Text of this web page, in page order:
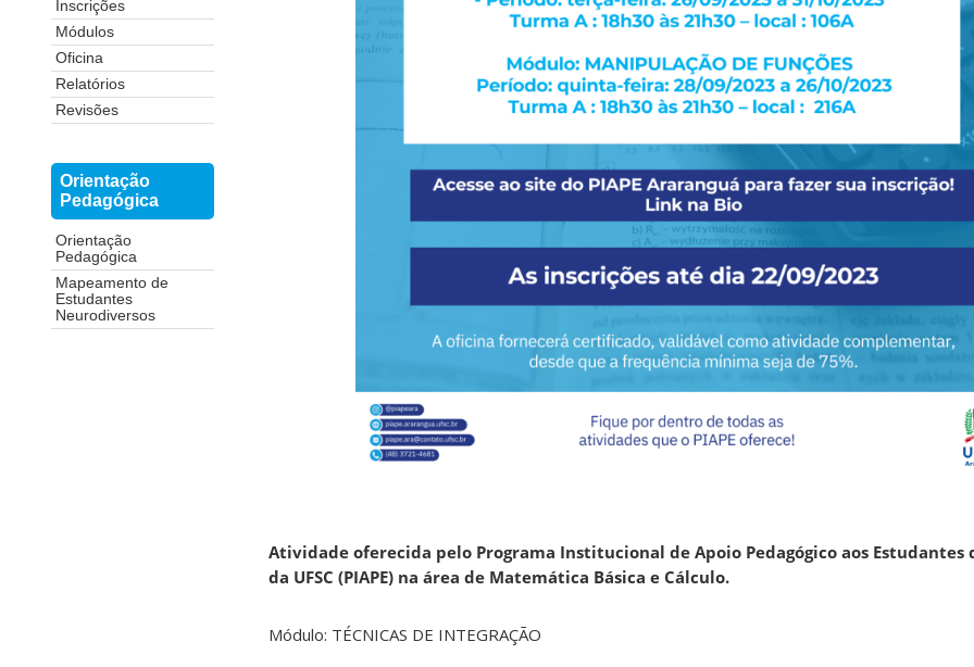
Inscrições
Módulos
Oficina
Relatórios
Revisões
Orientação
Pedagógica
Orientação
Pedagógica
Mapeamento de
Estudantes
Neurodiversos
Atividade oferecida pelo Programa Institucional de Apoio Pedagógico aos Estudantes
da UFSC (PIAPE) na área de Matemática Básica e Cálculo.
Módulo: TÉCNICAS DE INTEGRAÇÃO